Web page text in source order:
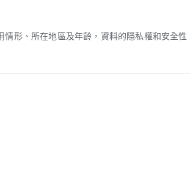
疊，讓你的相片庫井然有序。另外，你也能善
定功能嚴加保護。
任何聯絡人分享相片、影片和相簿，即使對方未
架構保護，無論是儲存或分享，都能確保安全無
形、所在地區及年齡，資料的隱私權和安全性